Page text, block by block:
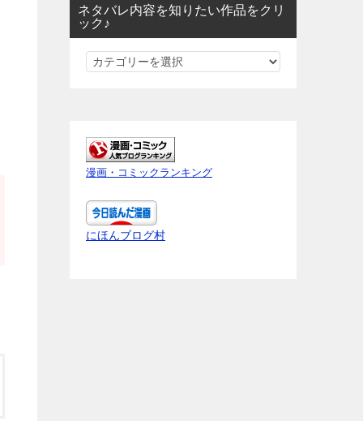
ネタバレ内容を知りたい作品をクリ
ック♪
ネ
内
容
を
知
り
た
漫画・コミックランキング
にほんブログ村